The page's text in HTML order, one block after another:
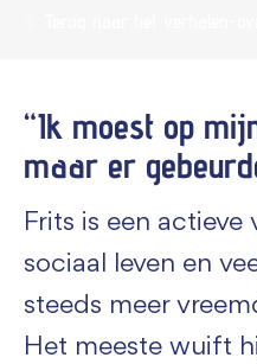
“Ik moest op
maar er
Frits is een
sociaal leven en
steeds meer
Het meeste wuift